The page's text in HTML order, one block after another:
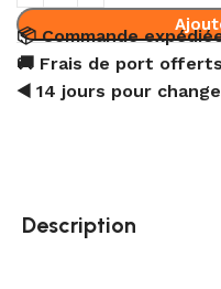
📦 Commande
🚚 Frais de port
◀️ 14 jours pour
Description